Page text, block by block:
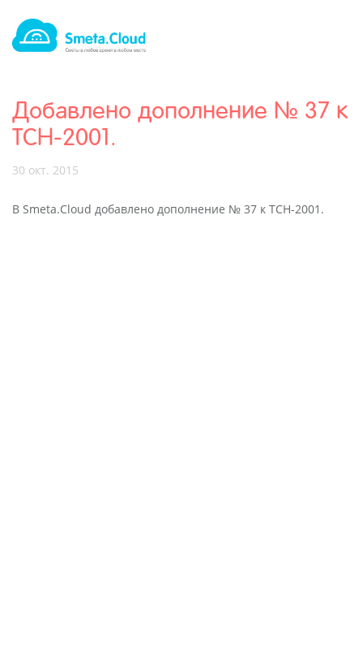
Добавлено дополнение № 37 к
ТСН-2001.
30 окт. 2015
В Smeta.Cloud добавлено дополнение № 37 к ТСН-2001.